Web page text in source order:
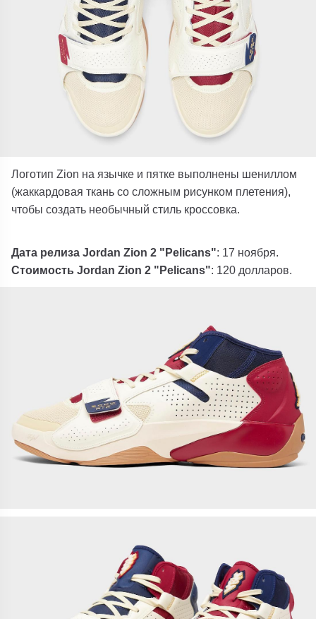
Логотип Zion на язычке и пятке выполнены шениллом
(жаккардовая ткань со сложным рисунком плетения),
чтобы создать необычный стиль кроссовка.
Дата релиза Jordan Zion 2 "Pelicans": 17 ноября.
Стоимость Jordan Zion 2 "Pelicans": 120 долларов.